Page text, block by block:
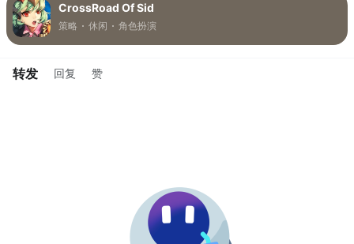
CrossRoad Of Sid
策略 休闲 角色扮演
转发 回复 赞